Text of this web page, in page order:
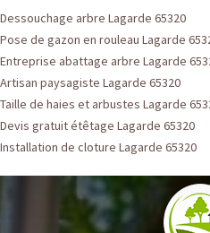
Dessouchage arbre Lagarde 65320
Pose de gazon en rouleau Lagarde
Entreprise abattage arbre Lagarde
Artisan paysagiste Lagarde 65320
Taille de haies et arbustes Lagarde
Devis gratuit étêtage Lagarde 65320
Installation de cloture Lagarde 65320